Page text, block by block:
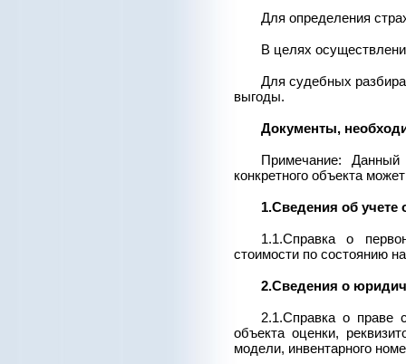
Для определения
В целях
Для судебных
выгоды.
Документы,
Примечание:
конкретного объекта
1.Сведения об учете
1.1.Справка о
стоимости по состоянию
2.Сведения о
2.1.Справка о праве
объекта оценки,
модели, инвентарного